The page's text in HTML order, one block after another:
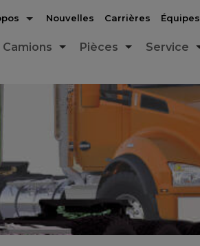
Nouvelles Carrières Équipes
Camions Pièces Service